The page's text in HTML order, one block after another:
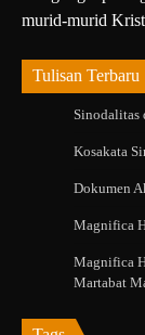
murid-murid
Tulisan Terbaru
Sinodalitas
Kosakata
Dokumen
Magnifica
Magnifica
Martabat